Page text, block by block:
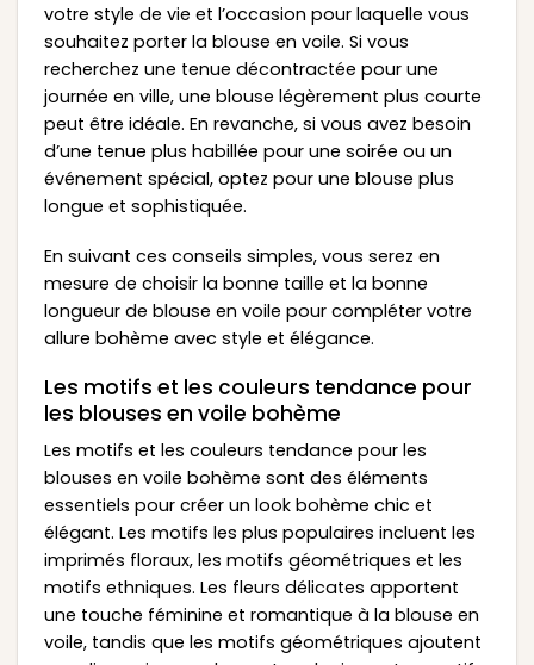
votre style de vie et l’occasion pour laquelle vous
souhaitez porter la blouse en voile. Si vous
recherchez une tenue décontractée pour une
journée en ville, une blouse légèrement plus courte
peut être idéale. En revanche, si vous avez besoin
d’une tenue plus habillée pour une soirée ou un
événement spécial, optez pour une blouse plus
longue et sophistiquée.
En suivant ces conseils simples, vous serez en
mesure de choisir la bonne taille et la bonne
longueur de blouse en voile pour compléter votre
allure bohème avec style et élégance.
Les motifs et les couleurs tendance pour
les blouses en voile bohème
Les motifs et les couleurs tendance pour les
blouses en voile bohème sont des éléments
essentiels pour créer un look bohème chic et
élégant. Les motifs les plus populaires incluent les
imprimés floraux, les motifs géométriques et les
motifs ethniques. Les fleurs délicates apportent
une touche féminine et romantique à la blouse en
voile, tandis que les motifs géométriques ajoutent